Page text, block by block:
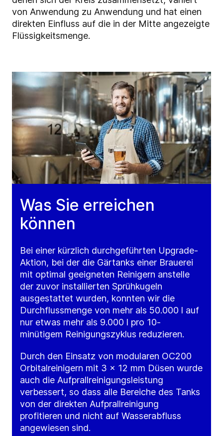
von Anwendung zu Anwendung und hat einen
direkten Einfluss auf die in der Mitte angezeigte
Flüssigkeitsmenge.
Was Sie erreichen
können
Bei einer kürzlich durchgeführten Upgrade-
Aktion, bei der die Gärtanks einer Brauerei
mit optimal geeigneten Reinigern anstelle
der zuvor installierten Sprühkugeln
ausgestattet wurden, konnten wir die
Durchflussmenge von mehr als 50.000 l auf
nur etwas mehr als 9.000 l pro 10-
minütigem Reinigungszyklus reduzieren.
Durch den Einsatz von modularen OC200
Orbitalreinigern mit 3 x 12 mm Düsen wurde
auch die Aufprallreinigungsleistung
verbessert, so dass alle Bereiche des Tanks
von der direkten Aufprallreinigung
profitieren und nicht auf Wasserabfluss
angewiesen sind.